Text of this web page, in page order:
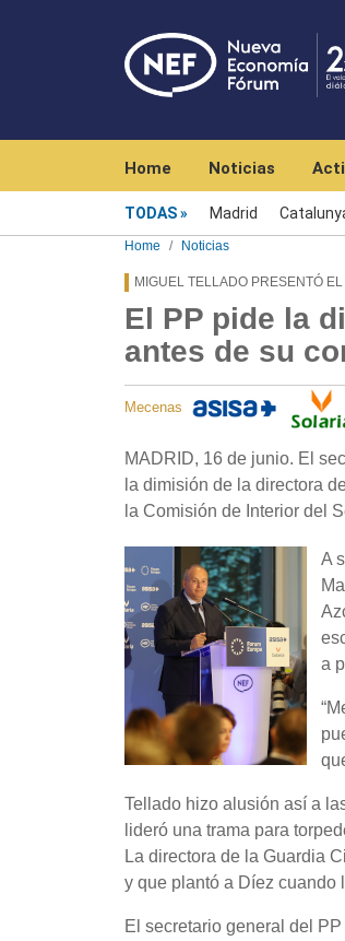
Home Noticias
TODAS Madrid
Home Noticias
MIGUEL TELLADO PRESENTÓ
El PP pide la
antes de su
Mecenas
MADRID, 16 de junio. El
la dimisión de la directora
la Comisión de Interior del
A
a
Tellado hizo alusión así a
lideró una trama para
La directora de la Guardia
y que plantó a Díez cuando
El secretario general del